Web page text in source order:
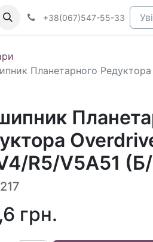
+38(067)547-55-33
Планетарного
R5/V5A51
грн.